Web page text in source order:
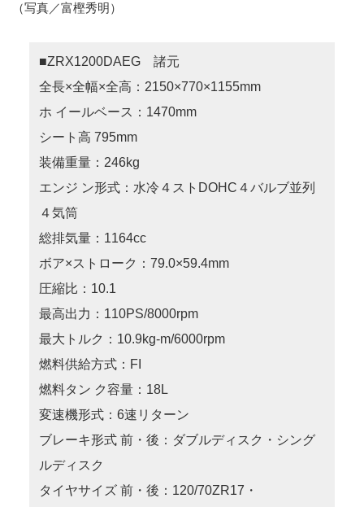
（写真／富樫秀明）
■ZRX1200DAEG 諸元
全長×全幅×全高：2150×770×1155mm
ホ イールベース：1470mm
シート高 795mm
装備重量：246kg
エンジ ン形式：水冷４ストDOHC４バルブ並列
４気筒
総排気量：1164cc
ボア×ストローク：79.0×59.4mm
圧縮比：10.1
最高出力：110PS/8000rpm
最大トルク：10.9kg-m/6000rpm
燃料供給方式：FI
燃料タン ク容量：18L
変速機形式：6速リターン
ブレーキ形式 前・後：ダブルディスク・シング
ルディスク
タイヤサイズ 前・後：120/70ZR17・